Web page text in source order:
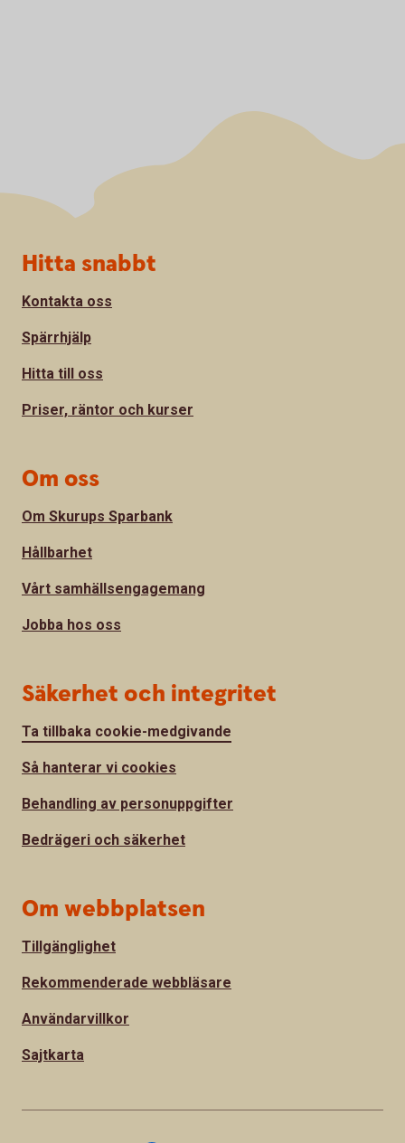
Sidfot
Hitta snabbt
Kontakta oss
Spärrhjälp
Hitta till oss
Priser, räntor och kurser
Om oss
Om Skurups Sparbank
Hållbarhet
Vårt samhällsengagemang
Jobba hos oss
Säkerhet och integritet
Ta tillbaka cookie-medgivande
Så hanterar vi cookies
Behandling av personuppgifter
Bedrägeri och säkerhet
Om webbplatsen
Tillgänglighet
Rekommenderade webbläsare
Användarvillkor
Sajtkarta